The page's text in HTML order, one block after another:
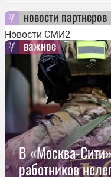
новости партнеров
Новости СМИ2
важное
В «Москва-
работников